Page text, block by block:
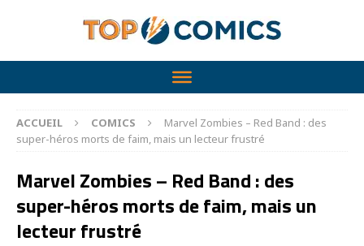
ACCUEIL COMICS
Marvel Zombies – Red Band : des
super-héros morts de faim, mais un lecteur frustré
Marvel Zombies – Red Band : des
super-héros morts de faim, mais un
lecteur frustré